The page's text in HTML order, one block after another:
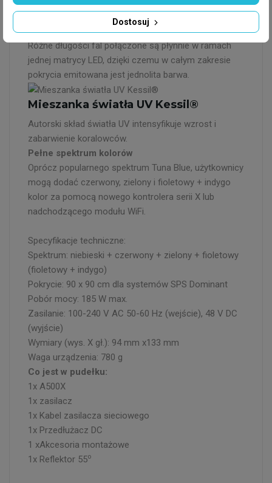
Zarządzanie kolorami / mieszanie
Różne długości fal połączone są płynnie w ramach
jednej matrycy LED, dzięki czemu w całym zakresie
pokrycia emitowana jest jednolita barwa.
Mieszanka światła UV Kessil®
Autorski skład światła UV intensyfikuje wzrost i
zabarwienie koralowców.
Pełne spektrum kolorów
Oprócz popularnego spektrum Tuna Blue, użytkownicy
mogą dodać czerwony, zielony i fioletowy + indygo
kolor za pomocą nowego kontrolera serii X lub
nadchodzącego modułu WiFi.
Specyfikacje techniczne:
Spektrum: niebieski + czerwony + zielony + fioletowy
(fioletowy + indygo)
Pokrycie: 90 x 90 cm dla systemów SPS Dominant
Pobór mocy: 185 W max.
Zasilanie: 100-240 V AC 50-60 Hz (wejście), 48 V DC
(wyjście)
Wymiary (wys. X gł.): 94 mm x133 mm
Waga urządzenia: 780 g
Co jest w pudełku:
1x A500X
1x zasilacz
1x Kabel zasilacza sieciowego
1x Przedłużacz DC
1 xAkcesoria montażowe
1x Reflektor 55o
Dostosuj